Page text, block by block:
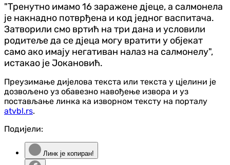
"Тренутно имамо 16 заражене д‌јеце, а салмонела
је накнадно потврђена и код једног васпитача.
Затворили смо вртић на три дана и условили
родитеље да се д‌јеца могу вратити у објекат
само ако имају негативан налаз на салмонелу",
истакао је Јокановић.
Преузимање дијелова текста или текста у цјелини је
дозвољено уз обавезно навођење извора и уз
постављање линка ка изворном тексту на порталу
atvbl.rs.
Подијели:
Линк је копиран!